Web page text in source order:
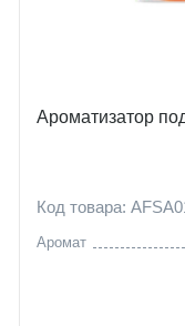
Ароматизатор
Код товара:
Аромат